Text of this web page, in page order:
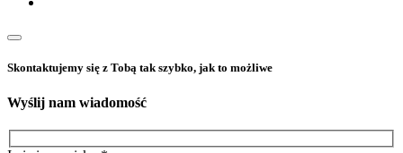
Skontaktujemy się z Tobą tak szybko, jak to możliwe
Wyślij nam wiadomość